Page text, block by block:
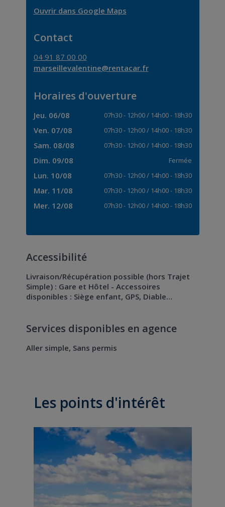
Ouvrir dans Google Maps
Contact
04 91 87 00 00
marseillevalentine@rentacar.fr
Horaires d'ouverture
Jeu. 06/08 07h30- 12h00/ 14h00- 18h30
Ven. 07/08 07h30- 12h00/ 14h00- 18h30
Sam. 08/08 07h30- 12h00/ 14h00- 18h30
Dim. 09/08 Fermée
Lun. 10/08 07h30- 12h00/ 14h00- 18h30
Mar. 11/08 07h30- 12h00/ 14h00- 18h30
Mer. 12/08 07h30- 12h00/ 14h00- 18h30
Accessibilité
Livraison/Récupération possible (hors Trajet
Simple) : Gare et Hôtel - Accessoires
disponibles : Siège enfant, GPS, Diable…
Services disponibles en agence
Aller simple, Sans permis
Les points d'intérêt